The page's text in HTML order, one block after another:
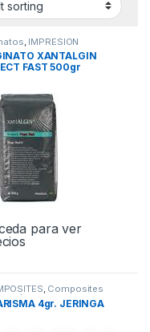
IMPRESION
XANTALGIN
FAST 500gr
para ver
, Composites
4gr. JERINGA